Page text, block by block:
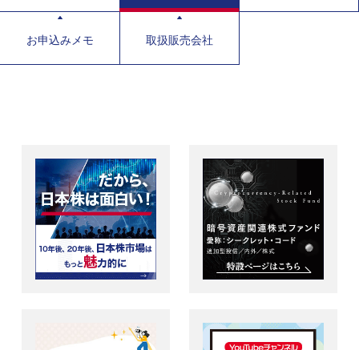
お申込みメモ 取扱販売会社